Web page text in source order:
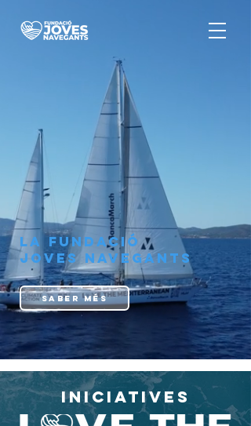
LA FUNDACIÓ
JOVES NAVEGANTS
SABER MÉS
LA FUNDACIÓ
JOVES NAVEGANTS
INICIATIVES